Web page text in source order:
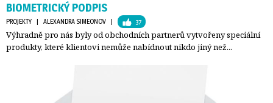
BIOMETRICKÝ PODPIS
PROJEKTY | ALEXANDRA SIMEONOV | 37
Výhradně pro nás byly od obchodních partnerů vytvořeny speciální
produkty, které klientovi nemůže nabídnout nikdo jiný než...